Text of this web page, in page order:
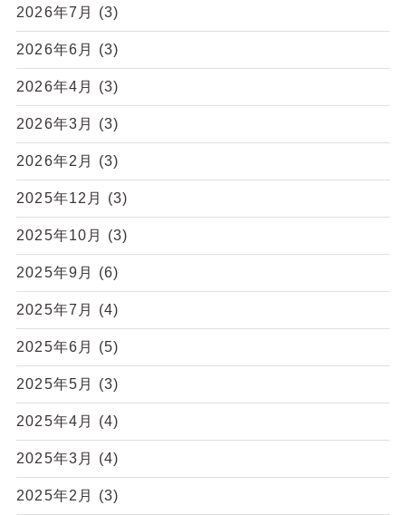
2026年7月 (3)
2026年6月 (3)
2026年4月 (3)
2026年3月 (3)
2026年2月 (3)
2025年12月 (3)
2025年10月 (3)
2025年9月 (6)
2025年7月 (4)
2025年6月 (5)
2025年5月 (3)
2025年4月 (4)
2025年3月 (4)
2025年2月 (3)